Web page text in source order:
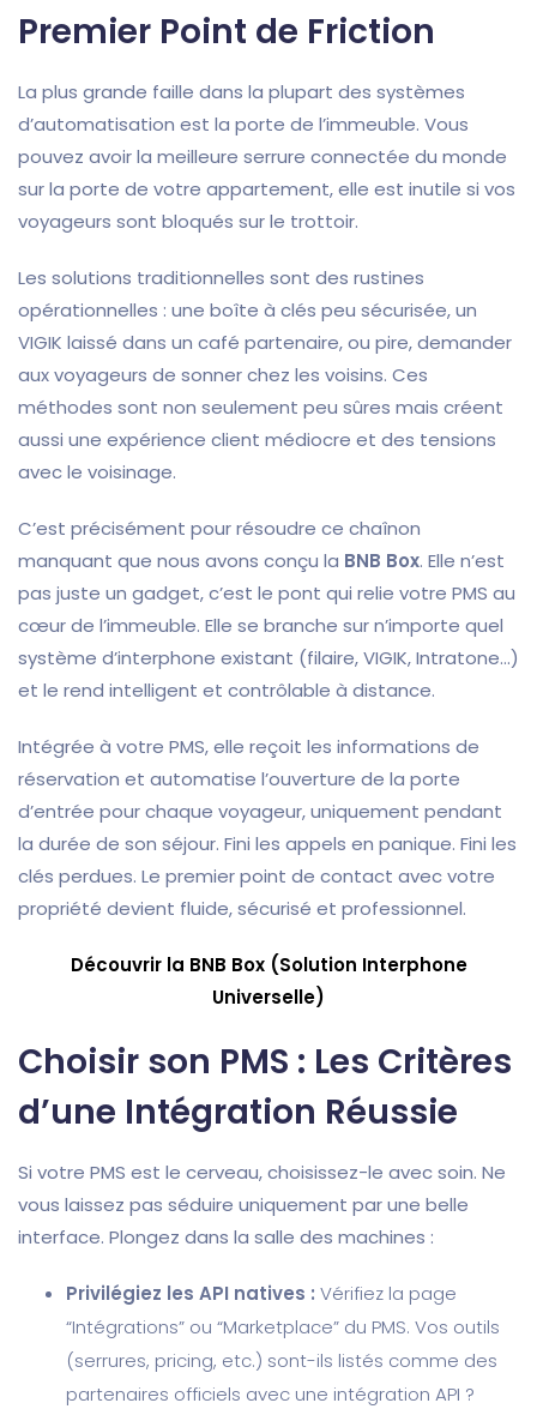
Premier Point de Friction
La plus grande faille dans la plupart des systèmes
d’automatisation est la porte de l’immeuble. Vous
pouvez avoir la meilleure serrure connectée du monde
sur la porte de votre appartement, elle est inutile si vos
voyageurs sont bloqués sur le trottoir.
Les solutions traditionnelles sont des rustines
opérationnelles : une boîte à clés peu sécurisée, un
VIGIK laissé dans un café partenaire, ou pire, demander
aux voyageurs de sonner chez les voisins. Ces
méthodes sont non seulement peu sûres mais créent
aussi une expérience client médiocre et des tensions
avec le voisinage.
C’est précisément pour résoudre ce chaînon
manquant que nous avons conçu la BNB Box. Elle n’est
pas juste un gadget, c’est le pont qui relie votre PMS au
cœur de l’immeuble. Elle se branche sur n’importe quel
système d’interphone existant (filaire, VIGIK, Intratone…)
et le rend intelligent et contrôlable à distance.
Intégrée à votre PMS, elle reçoit les informations de
réservation et automatise l’ouverture de la porte
d’entrée pour chaque voyageur, uniquement pendant
la durée de son séjour. Fini les appels en panique. Fini les
clés perdues. Le premier point de contact avec votre
propriété devient fluide, sécurisé et professionnel.
Découvrir la BNB Box (Solution Interphone
Universelle)
Choisir son PMS : Les Critères
d’une Intégration Réussie
Si votre PMS est le cerveau, choisissez-le avec soin. Ne
vous laissez pas séduire uniquement par une belle
interface. Plongez dans la salle des machines :
Privilégiez les API natives : Vérifiez la page
“Intégrations” ou “Marketplace” du PMS. Vos outils
(serrures, pricing, etc.) sont-ils listés comme des
partenaires officiels avec une intégration API ?